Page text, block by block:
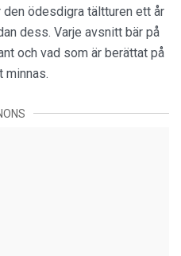
ödesdigra tältturen ett år
dess. Varje avsnitt bär på
och vad som är berättat på
minnas.